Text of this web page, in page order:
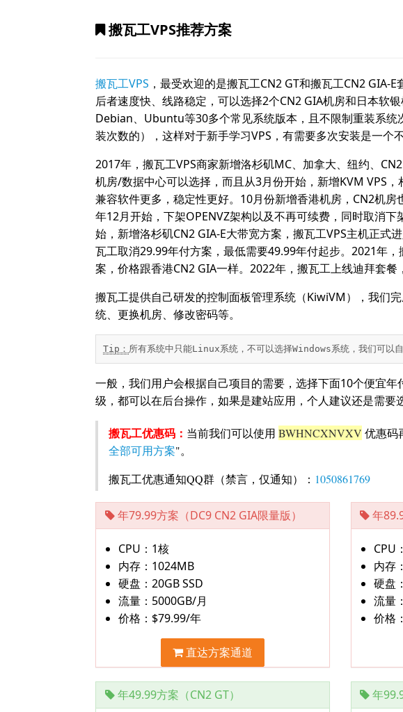
搬瓦工VPS推荐方案
搬瓦工VPS ，最受欢迎的是搬瓦工CN2 GT和搬瓦工CN2 GIA-
后者速度快、线路稳定，可以选择2个CN2 GIA机房和日本软银
Debian、Ubuntu等30多个常见系统版本，且不限制重装系统
装次数的），这样对于新手学习VPS，有需要多次安装是一个不
2017年，搬瓦工VPS商家新增洛杉矶MC、加拿大、纽约、
机房/数据中心可以选择，而且从3月份开始，新增KVM VPS
兼容软件更多，稳定性更好。10月份新增香港机房，CN2机
年12月开始，下架OPENVZ架构以及不再可续费，同时取消
始，新增洛杉矶CN2 GIA-E大带宽方案，搬瓦工VPS主机正式
瓦工取消29.99年付方案，最低需要49.99年付起步。2021年
案，价格跟香港CN2 GIA一样。2022年，搬瓦工上线迪拜套餐
搬瓦工提供自己研发的控制面板管理系统（KiwiVM），我们
统、更换机房、修改密码等。
Tip： 所有系统中只能Linux系统，不可以选择Windows系统，我们可以自
一般，我们用户会根据自己项目的需要，选择下面10个便宜
级，都可以在后台操作，如果是建站应用，个人建议还是需要
搬瓦工优惠码： 当前我们可以使用 BWHNCXNVXV 优惠码
全部可用方案"。
搬瓦工优惠通知QQ群（禁言，仅通知）： 1050861769
年79.99方案（DC9 CN2 GIA限量版）
CPU：1核
内存：1024MB
硬盘：20GB SSD
流量：5000GB/月
价格：$79.99/年
直达方案通道
年
CPU
内存
硬盘
流量
价格
年49.99方案（CN2 GT） 年